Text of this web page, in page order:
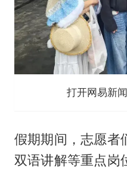
打开网易新
假期期间，志愿者
双语讲解等重点岗